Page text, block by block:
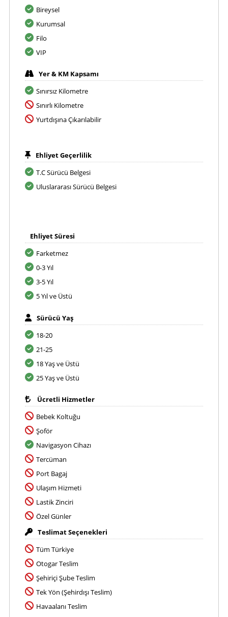
Bireysel
Kurumsal
Filo
VIP
Yer & KM Kapsamı
Sınırsız Kilometre
Sınırlı Kilometre
Yurtdışına Çıkarılabilir
Ehliyet Geçerlilik
T.C Sürücü Belgesi
Uluslararası Sürücü Belgesi
Ehliyet Süresi
Farketmez
0-3 Yıl
3-5 Yıl
5 Yıl ve Üstü
Sürücü Yaş
18-20
21-25
18 Yaş ve Üstü
25 Yaş ve Üstü
Ücretli Hizmetler
Bebek Koltuğu
Şoför
Navigasyon Cihazı
Tercüman
Port Bagaj
Ulaşım Hizmeti
Lastik Zinciri
Özel Günler
Teslimat Seçenekleri
Tüm Türkiye
Otogar Teslim
Şehiriçi Şube Teslim
Tek Yön (Şehirdışı Teslim)
Havaalanı Teslim